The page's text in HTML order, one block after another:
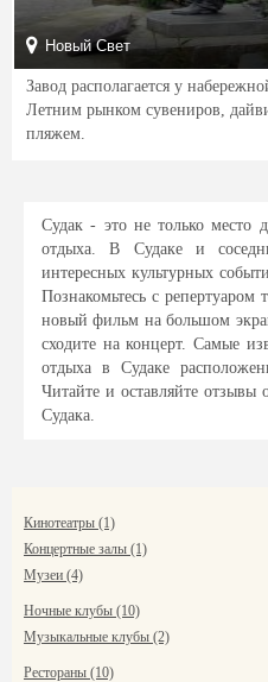
Новый Свет
Завод располагается у
Летним рынком сувениров,
пляжем.
Судак - это не только место
отдыха. В Судаке и
интересных культурных
Познакомьтесь с репертуаром
новый фильм на большом
сходите на концерт. Самые
отдыха в Судаке
Читайте и оставляйте отзывы
Судака.
Кинотеатры (1)
Концертные залы (1)
Музеи (4)
Ночные клубы (10)
Музыкальные клубы (2)
Рестораны (10)